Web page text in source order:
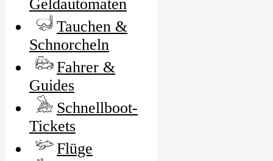
Geldautomaten
Tauchen &
Schnorcheln
Fahrer &
Guides
Schnellboot-
Tickets
Flüge